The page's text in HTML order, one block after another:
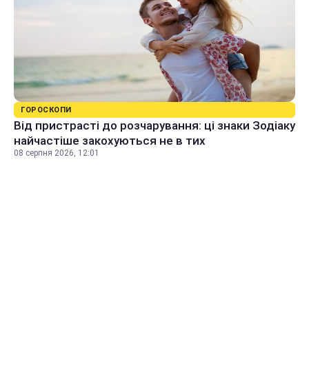
ГОРОСКОПИ
Від пристрасті до розчарування: ці знаки Зодіаку
найчастіше закохуються не в тих
08 серпня 2026, 12:01